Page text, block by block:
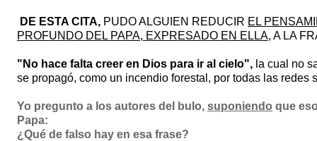
DE ESTA CITA, PUDO ALGUIEN REDUCIR EL
PROFUNDO DEL PAPA, EXPRESADO EN ELLA, A LA
"No hace falta creer en Dios para ir al cielo", la cual no
se propagó, como un incendio forestal, por todas las redes
Yo pregunto a los autores del bulo, suponiendo que
Papa:
¿Qué de falso hay en esa frase?